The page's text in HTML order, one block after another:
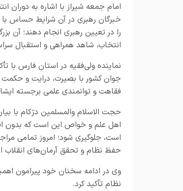
امام جمعه شیراز با اشاره به
خبرگان رهبری در آن شرایط حساس
را در تعیین رهبری انجام دهند؛ آن
انتخاب، شاهد همراهی و استقبال
نماینده ولی‌فقیه در استان فارس با
جوان کشور با بصیرت، درایت و حکمت
فقاهت و توانمندی علمی برجسته
حجت الاسلام والمسلمین دژکام با
اهل علم و خواص این است که بدون
است، جلوگیری شود؛ امروز تمامی
حفظ نظام و تحقق آرمان‌های
وی در ادامه سخنان خود پیرامون
نظام تأکید کرد.